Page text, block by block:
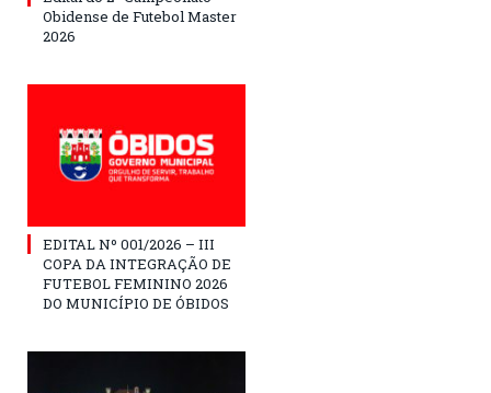
Obidense de Futebol Master
2026
EDITAL Nº 001/2026 – III
COPA DA INTEGRAÇÃO DE
FUTEBOL FEMININO 2026
DO MUNICÍPIO DE ÓBIDOS